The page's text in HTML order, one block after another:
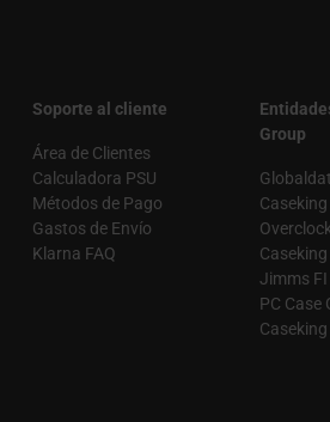
Soporte al cliente
Área de Clientes
Calculadora PSU
Métodos de Pago
Gastos de Envío
Klarna FAQ
Group
Caseking
Caseking
Jimms FI
PC Case
Caseking